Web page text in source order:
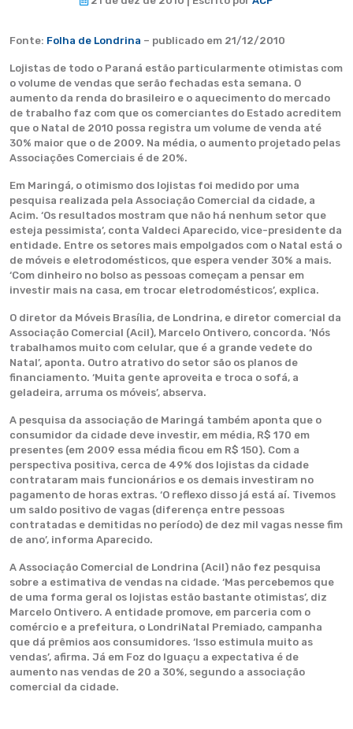
Fonte: Folha de Londrina – publicado em 21/12/2010
Lojistas de todo o Paraná estão particularmente otimistas com
o volume de vendas que serão fechadas esta semana. O
aumento da renda do brasileiro e o aquecimento do mercado
de trabalho faz com que os comerciantes do Estado acreditem
que o Natal de 2010 possa registra um volume de venda até
30% maior que o de 2009. Na média, o aumento projetado pelas
Associações Comerciais é de 20%.
Em Maringá, o otimismo dos lojistas foi medido por uma
pesquisa realizada pela Associação Comercial da cidade, a
Acim. ‘Os resultados mostram que não há nenhum setor que
esteja pessimista’, conta Valdeci Aparecido, vice-presidente da
entidade. Entre os setores mais empolgados com o Natal está o
de móveis e eletrodomésticos, que espera vender 30% a mais.
‘Com dinheiro no bolso as pessoas começam a pensar em
investir mais na casa, em trocar eletrodomésticos’, explica.
O diretor da Móveis Brasília, de Londrina, e diretor comercial da
Associação Comercial (Acil), Marcelo Ontivero, concorda. ‘Nós
trabalhamos muito com celular, que é a grande vedete do
Natal’, aponta. Outro atrativo do setor são os planos de
financiamento. ‘Muita gente aproveita e troca o sofá, a
geladeira, arruma os móveis’, abserva.
A pesquisa da associação de Maringá também aponta que o
consumidor da cidade deve investir, em média, R$ 170 em
presentes (em 2009 essa média ficou em R$ 150). Com a
perspectiva positiva, cerca de 49% dos lojistas da cidade
contrataram mais funcionários e os demais investiram no
pagamento de horas extras. ‘O reflexo disso já está aí. Tivemos
um saldo positivo de vagas (diferença entre pessoas
contratadas e demitidas no período) de dez mil vagas nesse fim
de ano’, informa Aparecido.
A Associação Comercial de Londrina (Acil) não fez pesquisa
sobre a estimativa de vendas na cidade. ‘Mas percebemos que
de uma forma geral os lojistas estão bastante otimistas’, diz
Marcelo Ontivero. A entidade promove, em parceria com o
comércio e a prefeitura, o LondriNatal Premiado, campanha
que dá prêmios aos consumidores. ‘Isso estimula muito as
vendas’, afirma. Já em Foz do Iguaçu a expectativa é de
aumento nas vendas de 20 a 30%, segundo a associação
comercial da cidade.